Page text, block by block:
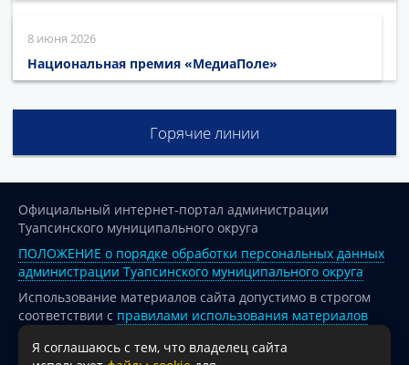
8 июня 2026
Национальная премия «МедиаПоле»
Горячие линии
Официальный интернет-портал администрации
Туапсинского муниципального округа
ПОЛОЖЕНИЕ о порядке обработки персональных данных
администрации Туапсинского муниципального округа
Использование материалов сайта допустимо в строгом
соответствии с правилами использования материалов
опубликованных на сайте
При перепечатке и использовании информации ссылка
Я соглашаюсь с тем, что владелец сайта